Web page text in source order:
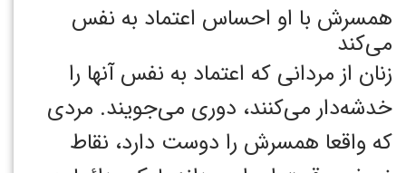
همسرش با او احساس اعتماد به نفس
می‌کند
زنان از مردانی که اعتماد به نفس آنها را
خدشه‌دار می‌کنند، دوری می‌جویند. مردی
که واقعا همسرش را دوست دارد، نقاط